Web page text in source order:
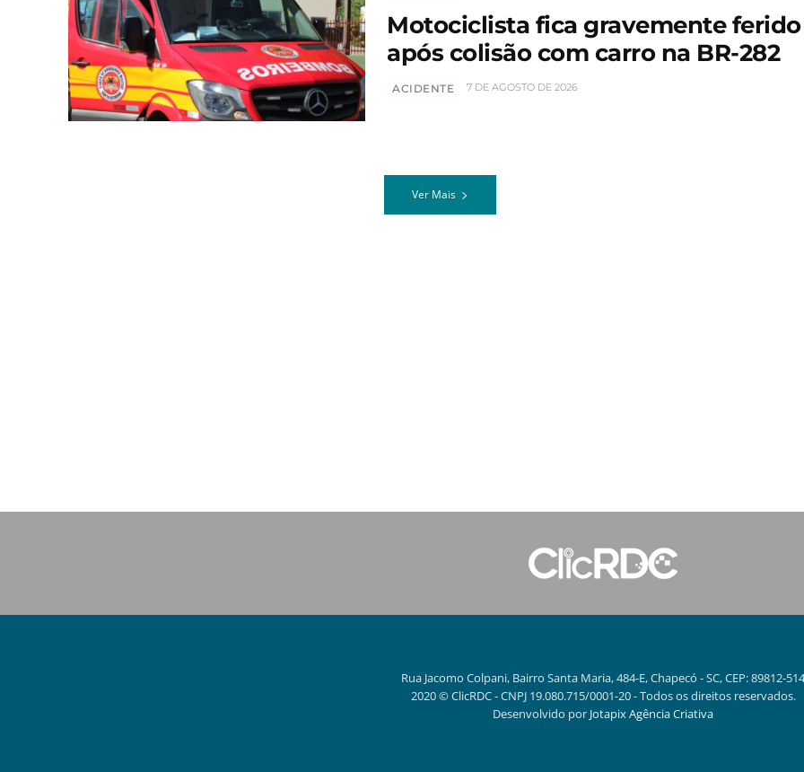
Motociclista fica gravemente ferido
após colisão com carro na BR-282
ACIDENTE 7 DE AGOSTO DE 2026
Ver Mais
Rua Jacomo Colpani, Bairro Santa Maria, 484-E, Chapecó - SC, CEP: 89812-514
2020 © ClicRDC - CNPJ 19.080.715/0001-20 - Todos os direitos reservados.
Desenvolvido por Jotapix Agência Criativa